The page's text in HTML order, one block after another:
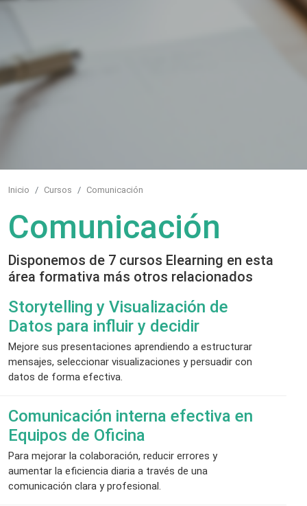
Inicio Cursos Comunicación
Comunicación
Disponemos de 7 cursos Elearning en esta
área formativa más otros relacionados
Storytelling y Visualización de
Datos para influir y decidir
Mejore sus presentaciones aprendiendo a estructurar
mensajes, seleccionar visualizaciones y persuadir con
datos de forma efectiva.
Comunicación interna efectiva en
Equipos de Oficina
Para mejorar la colaboración, reducir errores y
aumentar la eficiencia diaria a través de una
comunicación clara y profesional.